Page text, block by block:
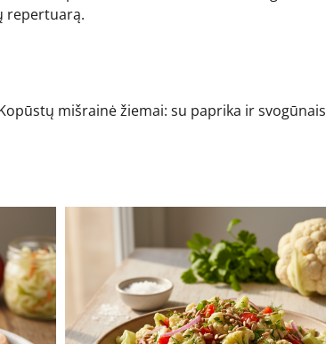
repertuarą.
mišrainė žiemai: su paprika ir svogūnais